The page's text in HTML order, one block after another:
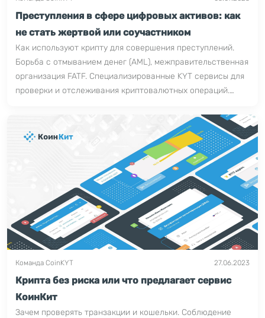
Преступления в сфере цифровых активов: как
не стать жертвой или соучастником
Как используют крипту для совершения преступлений.
Борьба с отмыванием денег (AML), межправительственная
организация FATF. Специализированные KYT сервисы для
проверки и отслеживания криптовалютных операций.
Команда CoinKYT 27.06.2023
Крипта без риска или что предлагает сервис
КоинКит
Зачем проверять транзакции и кошельки. Соблюдение